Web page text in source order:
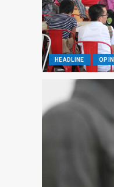
HEADLINE OPINI